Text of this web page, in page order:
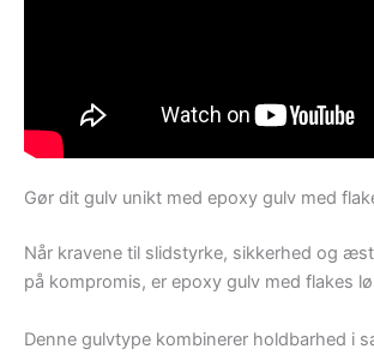
Gør dit gulv unikt med epoxy gulv med
Når kravene til slidstyrke, sikkerhed og
på kompromis, er epoxy gulv med flakes
Denne gulvtype kombinerer holdbarhed i